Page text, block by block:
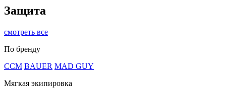
Защита
смотреть все
По бренду
CCM BAUER MAD GUY
Мягкая экипировка